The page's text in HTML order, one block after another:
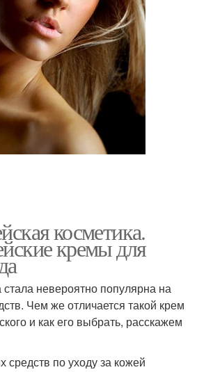
косметика.
кремы для
стала невероятно популярна на
Чем же отличается такой крем
и как его выбрать, расскажем
по уходу за кожей